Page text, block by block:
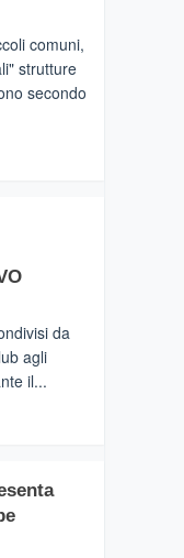
comuni,
strutture
secondo
da
agli
il...